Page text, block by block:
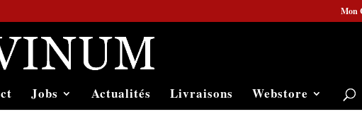
Mon
Jobs Actualités Livraisons Webstore